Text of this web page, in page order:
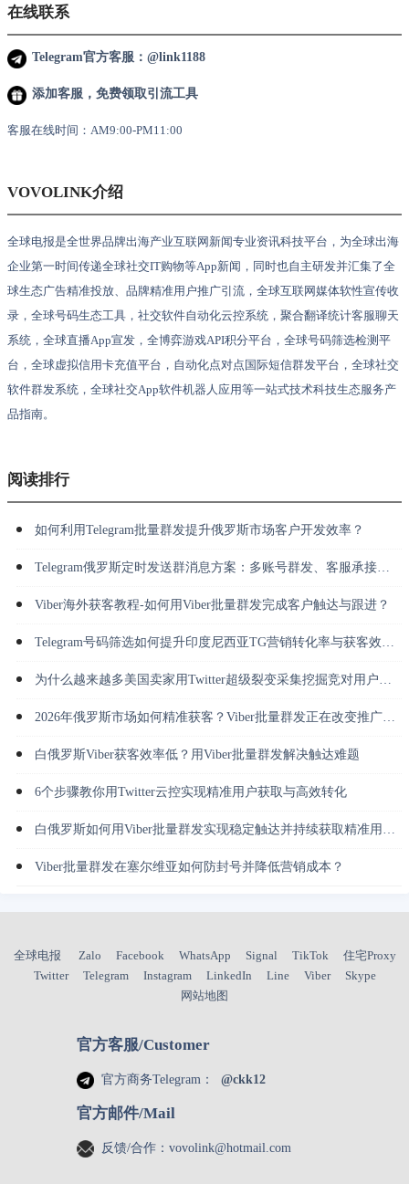
在线联系
Telegram官方客服：@link1188
添加客服，免费领取引流工具
客服在线时间：AM9:00-PM11:00
VOVOLINK介绍
全球电报是全世界品牌出海产业互联网新闻专业资讯科技平台，为全球出海
企业第一时间传递全球社交IT购物等App新闻，同时也自主研发并汇集了全
球生态广告精准投放、品牌精准用户推广引流，全球互联网媒体软性宣传收
录，全球号码生态工具，社交软件自动化云控系统，聚合翻译统计客服聊天
系统，全球直播App宣发，全博弈游戏API积分平台，全球号码筛选检测平
台，全球虚拟信用卡充值平台，自动化点对点国际短信群发平台，全球社交
软件群发系统，全球社交App软件机器人应用等一站式技术科技生态服务产
品指南。
阅读排行
如何利用Telegram批量群发提升俄罗斯市场客户开发效率？
Telegram俄罗斯定时发送群消息方案：多账号群发、客服承接与长期运营
Viber海外获客教程-如何用Viber批量群发完成客户触达与跟进？
Telegram号码筛选如何提升印度尼西亚TG营销转化率与获客效率？
为什么越来越多美国卖家用Twitter超级裂变采集挖掘竞对用户并做私信转化？
2026年俄罗斯市场如何精准获客？Viber批量群发正在改变推广方式
白俄罗斯Viber获客效率低？用Viber批量群发解决触达难题
6个步骤教你用Twitter云控实现精准用户获取与高效转化
白俄罗斯如何用Viber批量群发实现稳定触达并持续获取精准用户？
Viber批量群发在塞尔维亚如何防封号并降低营销成本？
全球电报 Zalo Facebook WhatsApp Signal TikTok
住宅Proxy
Twitter
Telegram Instagram LinkedIn Line Viber
Skype
网站地图
官方客服/Customer
官方商务Telegram： @ckk12
官方邮件/Mail
反馈/合作：vovolink@hotmail.com